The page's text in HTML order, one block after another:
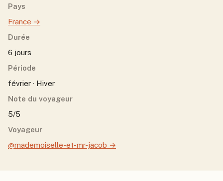
Pays
France →
Durée
6 jours
Période
février · Hiver
Note du voyageur
5/5
Voyageur
@mademoiselle-et-mr-jacob →